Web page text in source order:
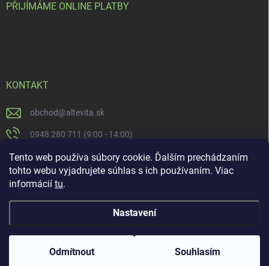
Tento web používa súbory cookie. Ďalším prechádzaním
tohto webu vyjadrujete súhlas s ich používaním. Viac
informácií tu.
Nastavení
Odmítnout Souhlasím
PŘIJÍMÁME ONLINE PLATBY
KONTAKT
obchod@altevita.sk
0948 280 711 (9:00 - 14:00)
Altevita.sk
altevita
Copyright 2026Altevita.sk - life - health - beauty. Všechna práva vyhrazena.
Upravit nastavení cookies